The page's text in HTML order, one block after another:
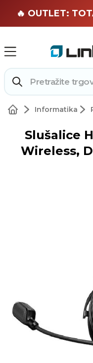
🏄
🔥 OUTLET:
Informatika
Slušalice
Wireless,